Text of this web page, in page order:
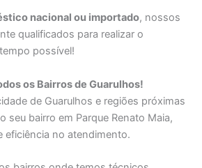
nacional ou importado, nossos
qualificados para realizar o
possível!
os Bairros de Guarulhos!
de Guarulhos e regiões próximas
seu bairro em Parque Renato Maia,
eficiência no atendimento.